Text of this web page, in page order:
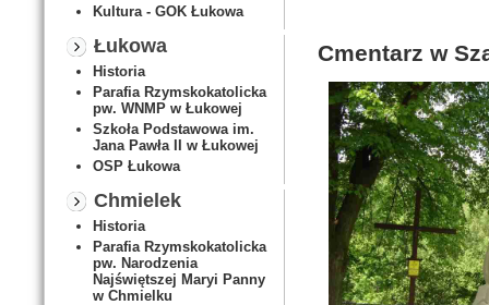
Kultura - GOK Łukowa
Łukowa
Historia
Parafia Rzymskokatolicka
pw. WNMP w Łukowej
Szkoła Podstawowa im.
Jana Pawła II w Łukowej
OSP Łukowa
Chmielek
Historia
Parafia Rzymskokatolicka
pw. Narodzenia
Najświętszej Maryi Panny
w Chmielku
Cmentarz w